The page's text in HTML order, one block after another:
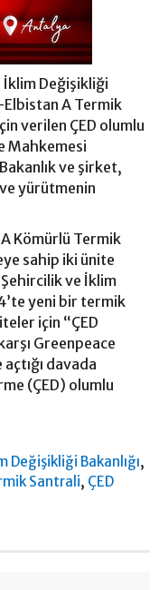
İklim Değişikliği
Elbistan A Termik
verilen ÇED olumlu
Mahkemesi
ve şirket,
ve yürütmenin
Kömürlü Termik
sahip iki ünite
ve İklim
yeni bir termik
için “ÇED
Greenpeace
davada
(ÇED) olumlu
Değişikliği Bakanlığı,
Santrali, ÇED